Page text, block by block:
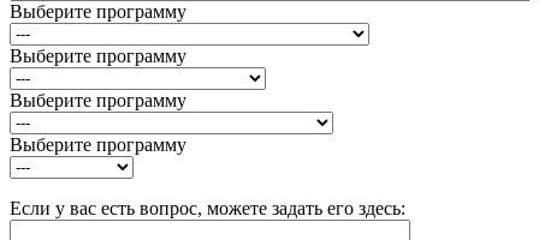
Выберите программу
Выберите программу
Выберите программу
Выберите программу
Если у вас есть вопрос, можете задать его здесь: